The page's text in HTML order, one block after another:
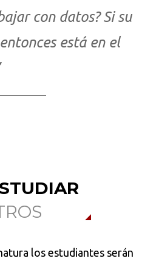
con datos? Si su
está en el
los estudiantes serán